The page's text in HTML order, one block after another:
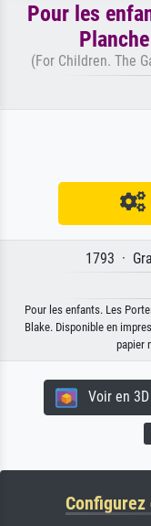
Pour les
(For Children. The
1793 ·
Pour les enfants. Les
Blake. Disponible en
papier
Voir en
Configurez